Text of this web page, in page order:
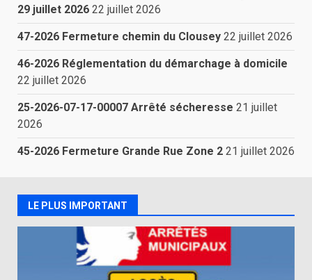
29 juillet 2026 22 juillet 2026
47-2026 Fermeture chemin du Clousey 22 juillet 2026
46-2026 Réglementation du démarchage à domicile
22 juillet 2026
25-2026-07-17-00007 Arrêté sécheresse 21 juillet
2026
45-2026 Fermeture Grande Rue Zone 2 21 juillet 2026
LE PLUS IMPORTANT